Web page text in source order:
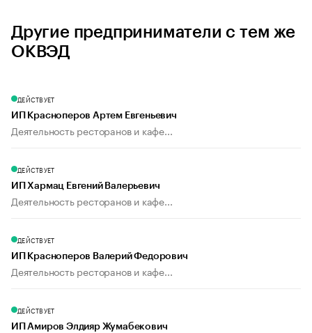
Другие предприниматели с тем же
ОКВЭД
ДЕЙСТВУЕТ
ИП Красноперов Артем Евгеньевич
Деятельность ресторанов и кафе...
ДЕЙСТВУЕТ
ИП Хармац Евгений Валерьевич
Деятельность ресторанов и кафе...
ДЕЙСТВУЕТ
ИП Красноперов Валерий Федорович
Деятельность ресторанов и кафе...
ДЕЙСТВУЕТ
ИП Амиров Элдияр Жумабекович